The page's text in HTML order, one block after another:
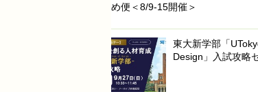
め便＜8/9-15開催＞
東大新学部「
Design」入試攻略